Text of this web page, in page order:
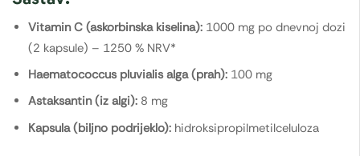
Vitamin C (askorbinska kiselina): 1000 mg po dnevnoj dozi
(2 kapsule) – 1250 % NRV*
Haematococcus pluvialis alga (prah): 100 mg
Astaksantin (iz algi): 8 mg
Kapsula (biljno podrijeklo): hidroksipropilmetilceluloza